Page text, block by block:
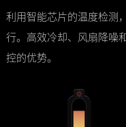
利用智能芯片的温度检测
行。高效冷却、风扇降噪
控的优势。